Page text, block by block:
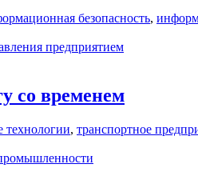
безопасность,
предприятием
со временем
, транспортное